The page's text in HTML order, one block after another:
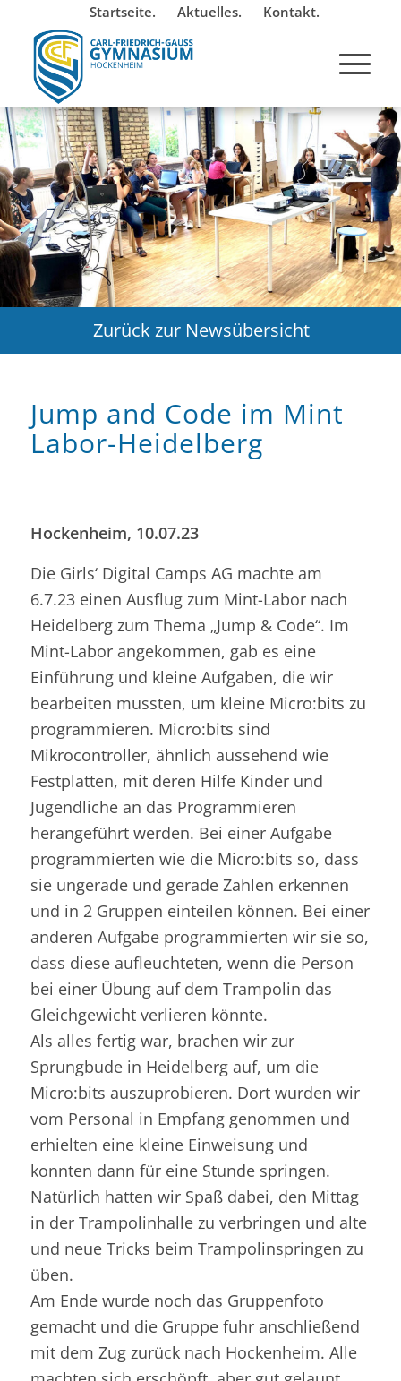
Startseite. Aktuelles. Kontakt.
Zurück zur Newsübersicht
Jump and Code im Mint
Labor-Heidelberg
Hockenheim, 10.07.23
Die Girls‘ Digital Camps AG machte am
6.7.23 einen Ausflug zum Mint-Labor nach
Heidelberg zum Thema „Jump & Code“. Im
Mint-Labor angekommen, gab es eine
Einführung und kleine Aufgaben, die wir
bearbeiten mussten, um kleine Micro:bits zu
programmieren. Micro:bits sind
Mikrocontroller, ähnlich aussehend wie
Festplatten, mit deren Hilfe Kinder und
Jugendliche an das Programmieren
herangeführt werden. Bei einer Aufgabe
programmierten wie die Micro:bits so, dass
sie ungerade und gerade Zahlen erkennen
und in 2 Gruppen einteilen können. Bei einer
anderen Aufgabe programmierten wir sie so,
dass diese aufleuchteten, wenn die Person
bei einer Übung auf dem Trampolin das
Gleichgewicht verlieren könnte.
Als alles fertig war, brachen wir zur
Sprungbude in Heidelberg auf, um die
Micro:bits auszuprobieren. Dort wurden wir
vom Personal in Empfang genommen und
erhielten eine kleine Einweisung und
konnten dann für eine Stunde springen.
Natürlich hatten wir Spaß dabei, den Mittag
in der Trampolinhalle zu verbringen und alte
und neue Tricks beim Trampolinspringen zu
üben.
Am Ende wurde noch das Gruppenfoto
gemacht und die Gruppe fuhr anschließend
mit dem Zug zurück nach Hockenheim. Alle